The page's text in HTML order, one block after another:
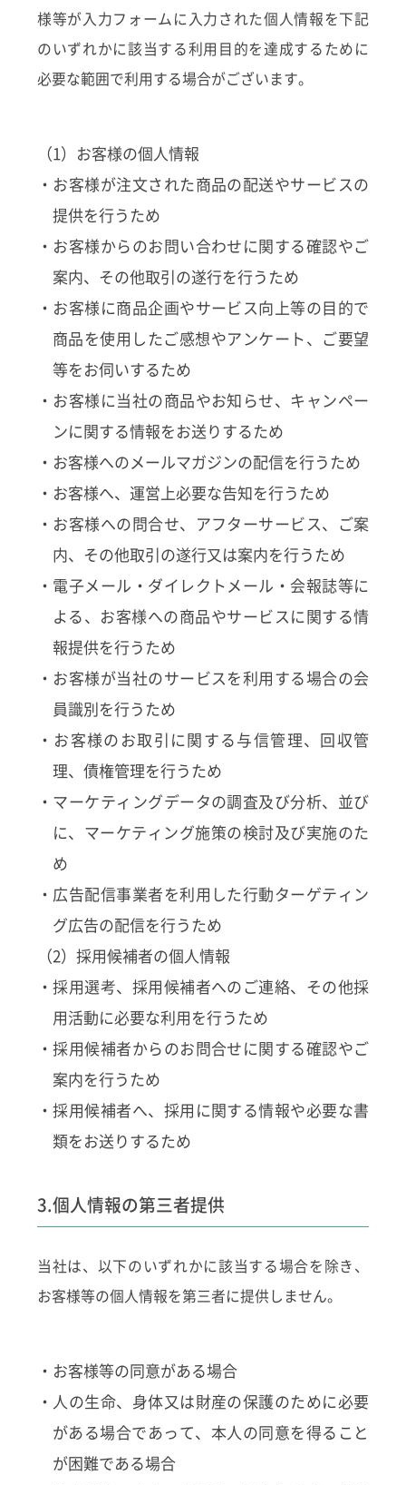
様等が入力フォームに入力された個人情報を下記
のいずれかに該当する利用目的を達成するために
必要な範囲で利用する場合がございます。
（1）お客様の個人情報
・お客様が注文された商品の配送やサービスの
提供を行うため
・お客様からのお問い合わせに関する確認やご
案内、その他取引の遂行を行うため
・お客様に商品企画やサービス向上等の目的で
商品を使用したご感想やアンケート、ご要望
等をお伺いするため
・お客様に当社の商品やお知らせ、キャンペー
ンに関する情報をお送りするため
・お客様へのメールマガジンの配信を行うため
・お客様へ、運営上必要な告知を行うため
・お客様への問合せ、アフターサービス、ご案
内、その他取引の遂行又は案内を行うため
・電子メール・ダイレクトメール・会報誌等に
よる、お客様への商品やサービスに関する情
報提供を行うため
・お客様が当社のサービスを利用する場合の会
員識別を行うため
・お客様のお取引に関する与信管理、回収管
理、債権管理を行うため
・マーケティングデータの調査及び分析、並び
に、マーケティング施策の検討及び実施のた
め
・広告配信事業者を利用した行動ターゲティン
グ広告の配信を行うため
（2）採用候補者の個人情報
・採用選考、採用候補者へのご連絡、その他採
用活動に必要な利用を行うため
・採用候補者からのお問合せに関する確認やご
案内を行うため
・採用候補者へ、採用に関する情報や必要な書
類をお送りするため
3.個人情報の第三者提供
当社は、以下のいずれかに該当する場合を除き、
お客様等の個人情報を第三者に提供しません。
・お客様等の同意がある場合
・人の生命、身体又は財産の保護のために必要
がある場合であって、本人の同意を得ること
が困難である場合